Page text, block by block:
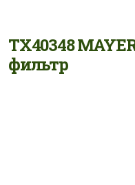
TX40348
фильтр